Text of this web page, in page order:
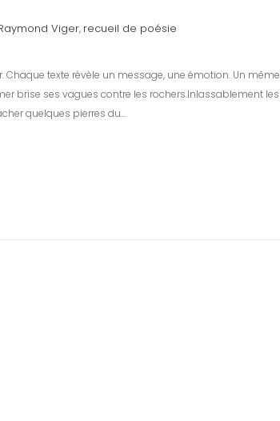
Viger, recueil de poésie
Chaque texte révèle un message, une émotion. Un même
brise ses vagues contre les rochers.Inlassablement les
quelques pierres du…